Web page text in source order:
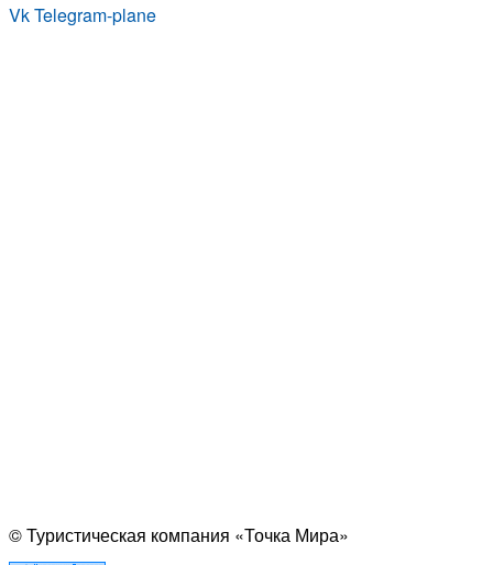
VkTelegram-plane
© Туристическая компания «Точка Мира»